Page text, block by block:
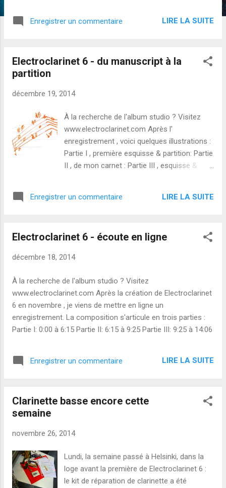
d'une cloche de vache alpine interactive... présentation en
Enregistrer un commentaire LIRE LA SUITE
Electroclarinet 6 - du manuscript à la
partition
décembre 19, 2014
À la recherche de l'album studio ? Visitez
www.electroclarinet.com Après l'
enregistrement , voici quelques illustrations :
Partie I , première esquisse & partition: Partie
II , de mon carnet : Partie III , esquisse &
Enregistrer un commentaire LIRE LA SUITE
Electroclarinet 6 - écoute en ligne
décembre 18, 2014
À la recherche de l'album studio ? Visitez
www.electroclarinet.com Après la création de Electroclarinet
6 en novembre , je viens de mettre en ligne un
enregistrement. La composition s'articule en trois parties :
Partie I: 0:00 à 6:15 Partie II: 6:15 à 9:25 Partie III: 9:25 à 14:06
Enregistrer un commentaire LIRE LA SUITE
Clarinette basse encore cette
semaine
novembre 26, 2014
Lundi, la semaine passé à Helsinki, dans la
loge avant la première de Electroclarinet 6 :
le kit de réparation de clarinette a été